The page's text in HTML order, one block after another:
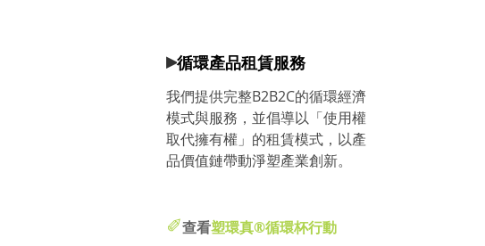
▸循環產品租賃服務
我們提供完整B2B2C的循環經濟
模式與服務，並倡導以「使用權
取代擁有權」的租賃模式，以產
品價值鏈帶動淨塑產業創新。
✐查看塑環真®循環杯行動